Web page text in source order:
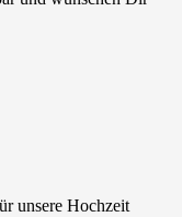
unsere Hochzeit